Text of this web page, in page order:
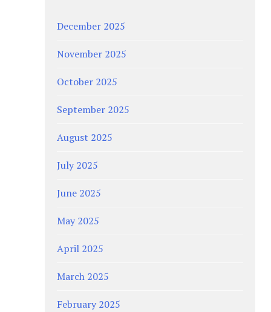
December 2025
November 2025
October 2025
September 2025
August 2025
July 2025
June 2025
May 2025
April 2025
March 2025
February 2025